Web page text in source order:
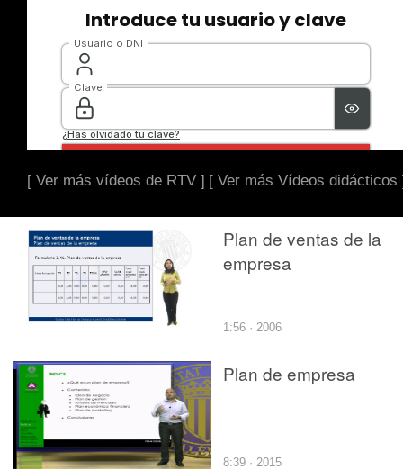
[ Ver más vídeos de RTV ] [ Ver más Vídeos didácticos
Plan de ventas de la
empresa
1:56 · 2006
Plan de empresa
8:39 · 2015